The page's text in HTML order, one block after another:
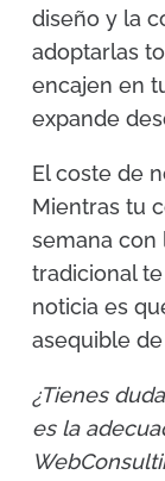
diseño y la
adoptarlas
encajen en
expande
El coste de
Mientras tu
semana con
tradicional
noticia es
asequible
¿Tienes
es la